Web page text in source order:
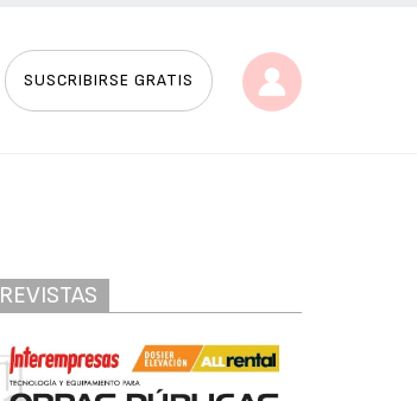
SUSCRIBIRSE GRATIS
REVISTAS